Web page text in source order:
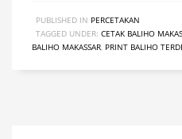
PUBLISHED IN PERCETAKAN
TAGGED UNDER: CETAK BALIHO
BALIHO MAKASSAR, PRINT BALIHO